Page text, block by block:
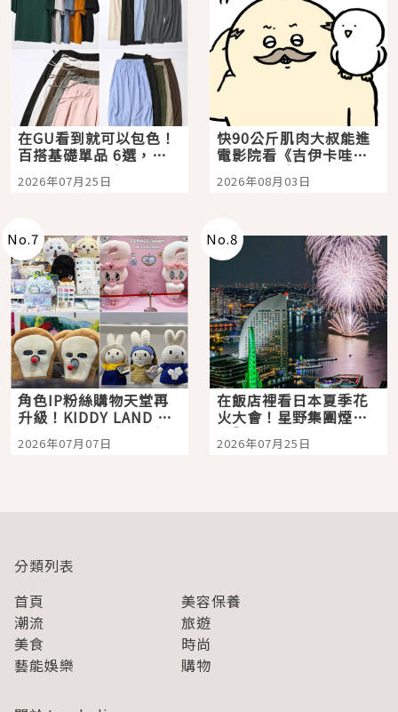
在GU看到就可以包色！
百搭基礎單品 6選，閉
眼全收也不心疼
2026年07月25日
快90公斤肌肉大叔能進
電影院看《吉伊卡哇》
嗎？日本重金屬樂團
「打首」會長與nagano
2026年08月03日
No.7
角色IP粉絲購物天堂再
升級！KIDDY LAND 原
宿店吉伊卡哇迎客，新
開幕 OMOKADO 店3分
2026年07月07日
No.8
在飯店裡看日本夏季花
火大會！星野集團煙火
景觀飯店6選，讓你不用
人擠人悠閒欣賞
2026年07月25日
分類列表
首頁
美容保養
潮流
旅遊
美食
時尚
藝能娛樂
購物